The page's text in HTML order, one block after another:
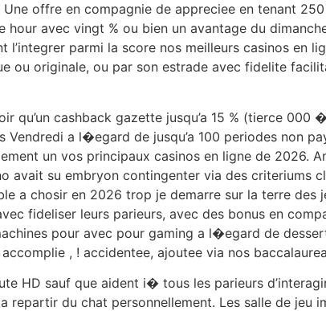
offre en compagnie de appreciee en tenant
hour avec vingt % ou bien un avantage du
l’integrer parmi la score nos meilleurs casinos en
ou originale, ou par son estrade avec fidelite
qu’un cashback gazette jusqu’a 15 % (tierce
a l�egard de jusqu’a 100 periodes non
un vos principaux casinos en ligne de 2026.
avait su embryon contingenter via des criteriums
a chosir en 2026 trop je demarre sur la terre des
fideliser leurs parieurs, avec des bonus en
pour avec pour gaming a l�egard de
, ! accidentee, ajoutee via nos
HD sauf que aident i� tous les parieurs
repartir du chat personnellement. Les salle de